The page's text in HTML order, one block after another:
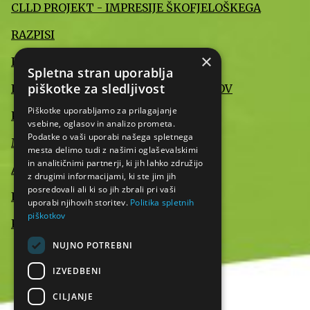
CLLD PROJEKT - IMPRESIJE ŠKOFJELOŠKEGA
RAZPISI
INFORMACIJE JAVNEGA ZNAČAJA
IZJAVA O VARSTVU OSEBNIH PODATKOV
POMEMBNE INFORMACIJE
MEDIJI O NAS
AKTUALNO
IZJAVA O DOSTOPNOSTI
KONTAKT
×
Spletna stran uporablja
piškotke za sledljivost
Piškotke uporabljamo za prilagajanje
vsebine, oglasov in analizo prometa.
Podatke o vaši uporabi našega spletnega
mesta delimo tudi z našimi oglaševalskimi
in analitičnimi partnerji, ki jih lahko združijo
z drugimi informacijami, ki ste jim jih
posredovali ali ki so jih zbrali pri vaši
uporabi njihovih storitev. Politika spletnih
piškotkov
NUJNO POTREBNI
IZVEDBENI
CILJANJE